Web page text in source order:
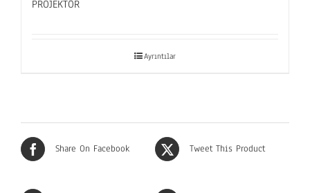
PROJEKTÖR
Ayrıntılar
Share On Facebook Tweet This Product